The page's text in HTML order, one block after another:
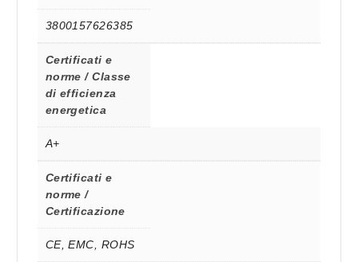
3800157626385
Certificati e
norme / Classe
di efficienza
energetica
A+
Certificati e
norme /
Certificazione
CE, EMC, ROHS